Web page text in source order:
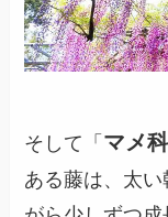
そして「 マメ
ある藤は、太